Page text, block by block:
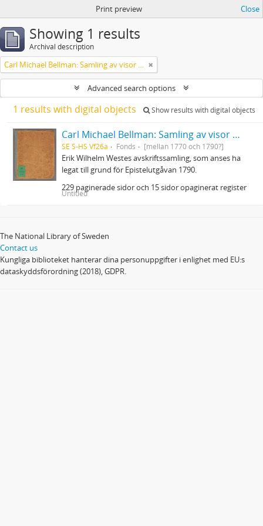
Print preview Close
Showing 1 results
Archival description
Carl Michael Bellman: Samling av visor och mindre poemer
Advanced search options
1 results with digital objects Show results with digital objects
Carl Michael Bellman: Samling av visor och mindre poemer
SE S-HS Vf26a Fonds [mellan 1770 och 1790?]
Erik Wilhelm Westes avskriftssamling, som anses ha
legat till grund för Epistelutgåvan 1790.
229 paginerade sidor och 15 sidor opaginerat register
Untitled
The National Library of Sweden
Contact us
Kungliga biblioteket hanterar dina personuppgifter i enlighet med EU:s
dataskyddsförordning (2018), GDPR.